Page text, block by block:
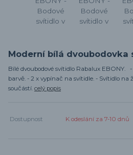
Moderní bílá dvoubodovka
Bílé dvoubodové svítidlo Rabalux EBONY.
barvě. - 2 x vypínač na svítidle. - Svítidlo na
součástí. celý popis
Dostupnost K odeslání za 7-10 dnů